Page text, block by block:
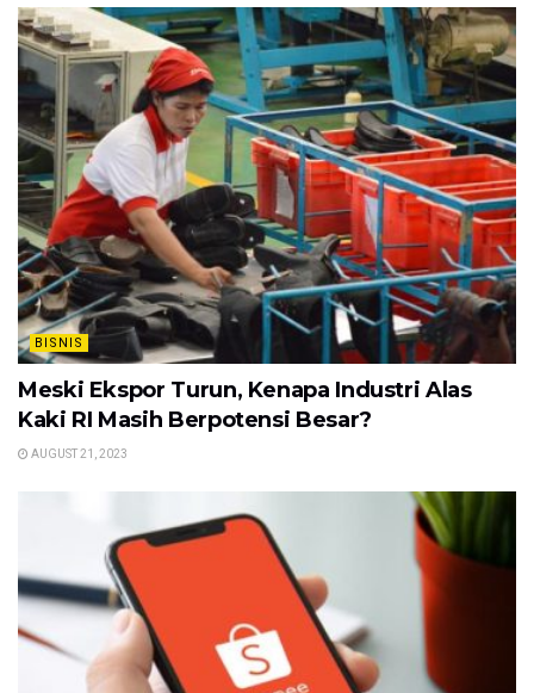
BISNIS
Meski Ekspor Turun, Kenapa Industri Alas
Kaki RI Masih Berpotensi Besar?
AUGUST 21, 2023